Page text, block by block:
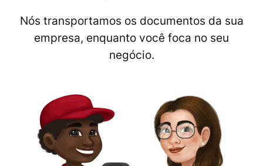
Nós transportamos os documentos da sua
empresa, enquanto você foca no seu
negócio.